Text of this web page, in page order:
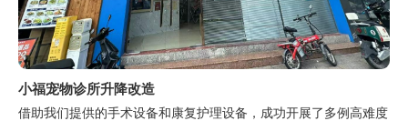
小福宠物诊所升降改造
借助我们提供的手术设备和康复护理设备，成功开展了多例高难度